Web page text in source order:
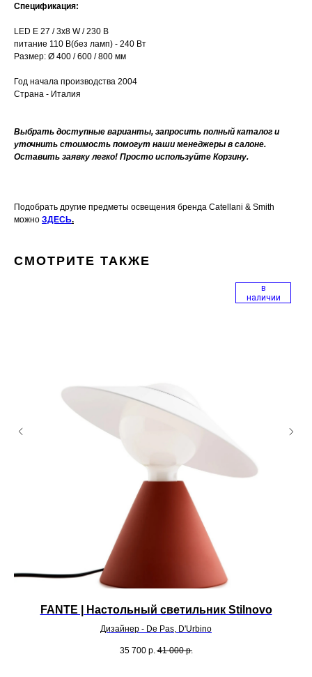
Спецификация:
LED E 27 / 3х8 W / 230 В
питание 110 В(без ламп) - 240 Вт
Размер: Ø 400 / 600 / 800 мм
Год начала производства 2004
Страна - Италия
Выбрать доступные варианты, запросить полный каталог и
уточнить стоимость помогут наши менеджеры в салоне.
Оставить заявку легко! Просто используйте Корзину.
Подобрать другие предметы освещения бренда Catellani & Smith
можно ЗДЕСЬ.
СМОТРИТЕ ТАКЖЕ
в
наличии
FANTE | Настольный светильник Stilnovo
Дизайнер - De Pas, D'Urbino
35 700 р. 41 000 р.